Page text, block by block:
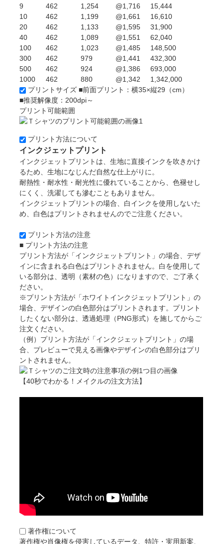
9
462 1,254 @1,716
15,444
10
462 1,199 @1,661
16,610
20
462 1,133 @1,595
31,900
40
462 1,089 @1,551
62,040
100
462 1,023 @1,485
148,500
300
462 979 @1,441
432,300
500
462 924 @1,386
693,000
1000
462 880 @1,342
1,342,000
プリントサイズ ■前面プリント：横35×縦29（cm）
■推奨解像度：200dpi～
プリント可能範囲
プリント方法について
インクジェットプリント
インクジェットプリントは、生地に直接インクを吹きかけ
るため、生地になじんだ自然な仕上がりに。
耐熱性・耐水性・耐光性に優れていることから、色褪せし
にくく、洗濯しても滲むこともありません。
インクジェットプリントの場合、白インクを使用しないた
め、白色はプリントされませんのでご注意ください。
プリント方法の注意
■ プリント方法の注意
プリント方法が「インクジェットプリント」の場合、デザ
インに含まれる白色はプリントされません。白を使用して
いる部分は、透明（素材の色）になりますので、ご了承く
ださい。
※プリント方法が「ホワイトインクジェットプリント」の
場合、デザインの白色部分はプリントされます。プリント
したくない部分は、透過処理（PNG形式）を施してからご
注文ください。
（例）プリント方法が「インクジェットプリント」の場
合、プレビューで見える画像やデザインの白色部分はプリ
ントされません。
【40秒でわかる！メイクルの注文方法】
著作権について
著作権や肖像権を侵害しているデータ、特許・実用新案、